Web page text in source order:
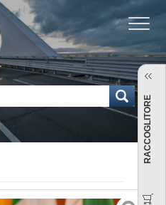
RACCOGLITORE